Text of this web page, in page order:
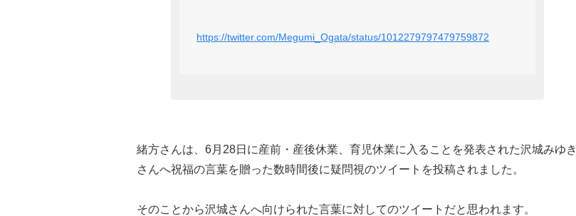
https://twitter.com/Megumi_Ogata/status/1012279797479759872
緒方さんは、6月28日に産前・産後休業、育児休業に入ることを発表された沢城みゆき
さんへ祝福の言葉を贈った数時間後に疑問視のツイートを投稿されました。
そのことから沢城さんへ向けられた言葉に対してのツイートだと思われます。